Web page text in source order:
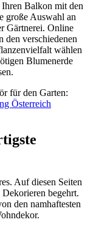
Balkon mit den
große Auswahl an
Gärtnerei. Online
den verschiedenen
wählen
Blumenerde
für den Garten:
Österreich
Auf diesen Seiten
begehrt.
den namhaftesten